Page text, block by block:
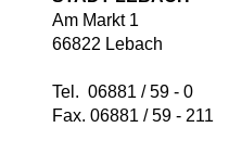
Am Markt 1
66822 Lebach
Tel. 06881 / 59 - 0
Fax. 06881 / 59 - 211